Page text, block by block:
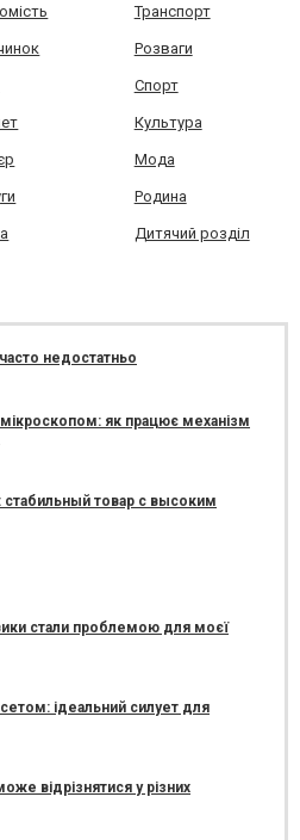
Транспорт
Розваги
Спорт
Культура
Мода
Родина
Дитячий розділ
недостатньо
як працює механізм
товар с высоким
стали проблемою для моєї
ідеальний силует для
відрізнятися у різних